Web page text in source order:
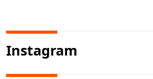
Instagram